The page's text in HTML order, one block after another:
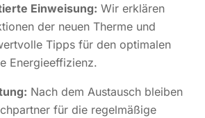
Einweisung: Wir erklären
der neuen Therme und
Tipps für den optimalen
Energieeffizienz.
Nach dem Austausch bleiben
für die regelmäßige